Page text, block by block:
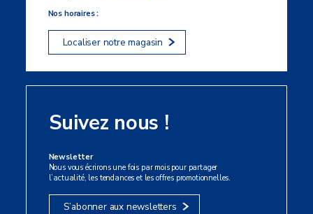
Nos horaires :
Localiser notre magasin
Suivez nous !
Newsletter
Nous vous écrirons une fois par mois pour partager
l’actualité, les tendances et les offres promotionnelles.
S’abonner aux newsletters